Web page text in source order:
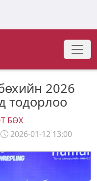
2026
тодорлоо
БӨХ
2026-01-12 13:00